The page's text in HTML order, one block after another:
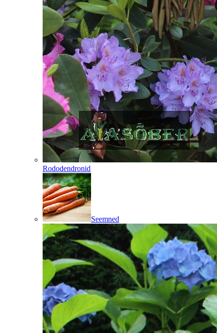
Rododendronid
Seemned